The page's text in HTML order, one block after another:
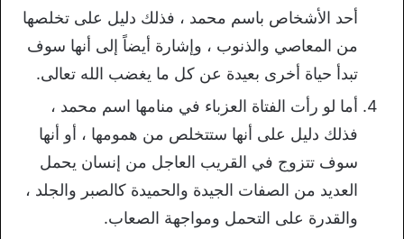
أحد الأشخاص باسم محمد ، فذلك دليل على تخلصها
من المعاصي والذنوب ، وإشارة أيضاً إلى أنها سوف
تبدأ حياة أخرى بعيدة عن كل ما يغضب الله تعالى.
أما لو رأت الفتاة العزباء في منامها اسم محمد ،
فذلك دليل على أنها ستتخلص من همومها ، أو أنها
سوف تتزوج في القريب العاجل من إنسان يحمل
العديد من الصفات الجيدة والحميدة كالصبر والجلد ،
والقدرة على التحمل ومواجهة الصعاب.